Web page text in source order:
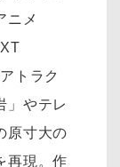
ニメ
トラク
」やテレ
原寸大の
再現。作